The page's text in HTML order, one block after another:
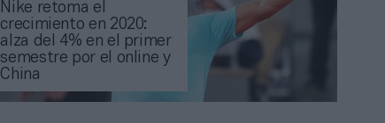
Nike retoma el
crecimiento en 2020:
alza del 4% en el primer
semestre por el online y
China